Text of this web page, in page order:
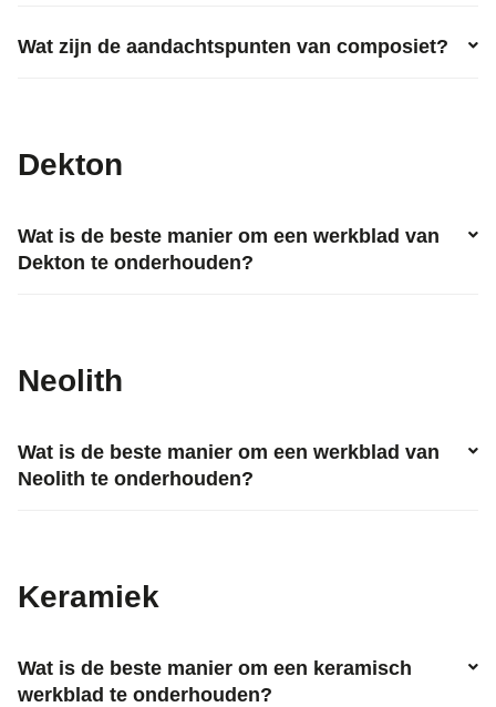
Wat zijn de aandachtspunten van composiet?
Dekton
Wat is de beste manier om een werkblad van
Dekton te onderhouden?
Neolith
Wat is de beste manier om een werkblad van
Neolith te onderhouden?
Keramiek
Wat is de beste manier om een keramisch
werkblad te onderhouden?